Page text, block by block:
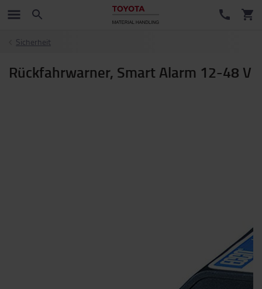
Sicherheit
Rückfahrwarner, Smart Alarm 12-48 V